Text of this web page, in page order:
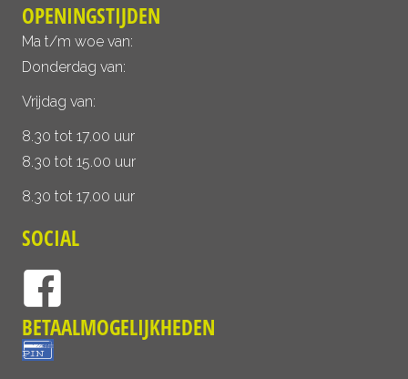
OPENINGSTIJDEN
Ma t/m woe van:
Donderdag van:
Vrijdag van:
8.30 tot 17.00 uur
8.30 tot 15.00 uur
8.30 tot 17.00 uur
SOCIAL
BETAALMOGELIJKHEDEN